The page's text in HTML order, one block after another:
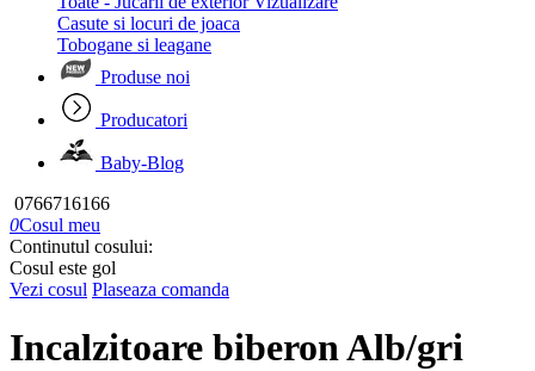
Casute si locuri de joaca
Tobogane si leagane
Produse noi
Producatori
Baby-Blog
0766716166
0Cosul meu
Continutul cosului:
Cosul este gol
Vezi cosul Plaseaza comanda
Incalzitoare biberon Alb/gri